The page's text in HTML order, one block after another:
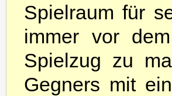
Spielraum für
immer vor
Spielzug zu
Gegners mit